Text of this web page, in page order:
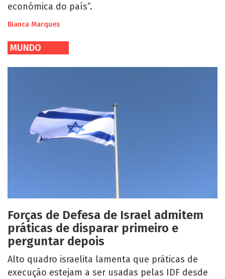
económica do país”.
Bianca Marques
MUNDO
Forças de Defesa de Israel admitem
práticas de disparar primeiro e
perguntar depois
Alto quadro israelita lamenta que práticas de
execução estejam a ser usadas pelas IDF desde